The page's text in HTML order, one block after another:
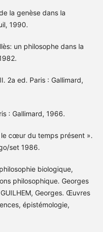
la genèse dans la
1990.
un philosophe dans la
2a ed. Paris : Gallimard,
: Gallimard, 1966.
le cœur du temps présent ».
set 1986.
biologique,
philosophique. Georges
Georges. Œuvres
épistémologie,